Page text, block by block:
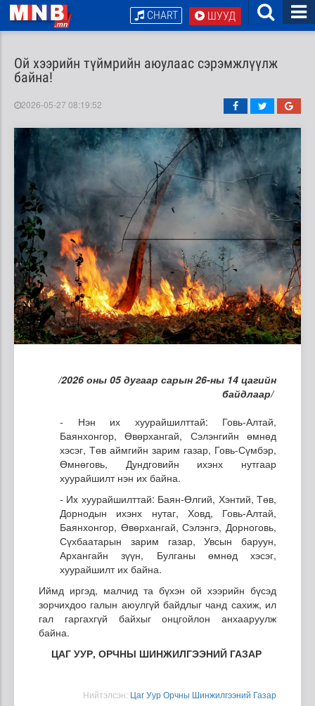
ШУУД
CHART
Ой хээрийн түймрийн аюулаас сэрэмжлүүлж
байна!
2026-05-27 08:19:52
/2026 оны 05 дугаар сарын 26-ны 14 цагийн
байдлаар/
- Нэн их хуурайшилттай: Говь-Алтай,
Баянхонгор, Өвөрхангай, Сэлэнгийн өмнөд
хэсэг, Төв аймгийн зарим газар, Говь-Сүмбэр,
Өмнөговь, Дундговийн ихэнх нутгаар
хуурайшилт нэн их байна.
- Их хуурайшилттай: Баян-Өлгий, Хэнтий, Төв,
Дорнодын ихэнх нутаг, Ховд, Говь-Алтай,
Баянхонгор, Өвөрхангай, Сэлэнгэ, Дорноговь,
Сүхбаатарын зарим газар, Увсын баруун,
Архангайн зүүн, Булганы өмнөд хэсэг,
хуурайшилт их байна.
Иймд иргэд, малчид та бүхэн ой хээрийн бүсэд
зорчихдоо галын аюулгүй байдлыг чанд сахиж, ил
гал гаргахгүй байхыг онцгойлон анхааруулж
байна.
ЦАГ УУР, ОРЧНЫ ШИНЖИЛГЭЭНИЙ ГАЗАР
Нийтэлсэн: Цаг Уур Орчны Шинжилгээний Газар